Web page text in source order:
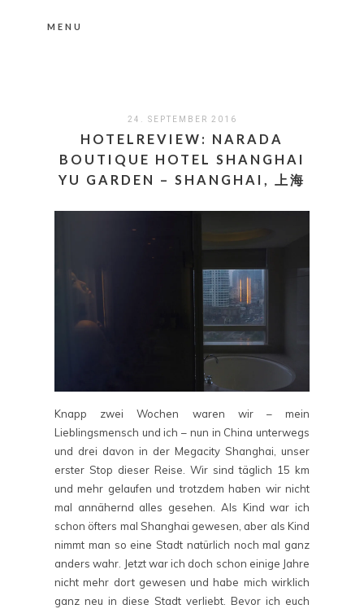
MENU
24. SEPTEMBER 2016
HOTELREVIEW: NARADA
BOUTIQUE HOTEL SHANGHAI
YU GARDEN – SHANGHAI, 上海
Knapp zwei Wochen waren wir – mein
Lieblingsmensch und ich – nun in China unterwegs
und drei davon in der Megacity Shanghai, unser
erster Stop dieser Reise. Wir sind täglich 15 km
und mehr gelaufen und trotzdem haben wir nicht
mal annähernd alles gesehen. Als Kind war ich
schon öfters mal Shanghai gewesen, aber als Kind
nimmt man so eine Stadt natürlich noch mal ganz
anders wahr. Jetzt war ich doch schon einige Jahre
nicht mehr dort gewesen und habe mich wirklich
ganz neu in diese Stadt verliebt. Bevor ich euch